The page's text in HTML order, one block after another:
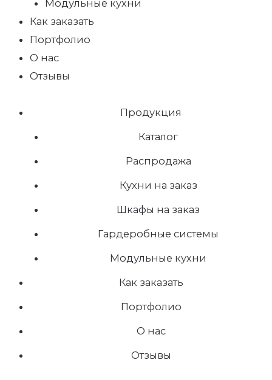
Модульные кухни
Как заказать
Портфолио
О нас
Отзывы
Продукция
Каталог
Распродажа
Кухни на заказ
Шкафы на заказ
Гардеробные системы
Модульные кухни
Как заказать
Портфолио
О нас
Отзывы